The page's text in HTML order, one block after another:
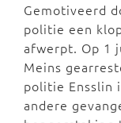
Gemotiveerd
politie een
afwerpt. Op 1
Meins
politie Ensslin
andere